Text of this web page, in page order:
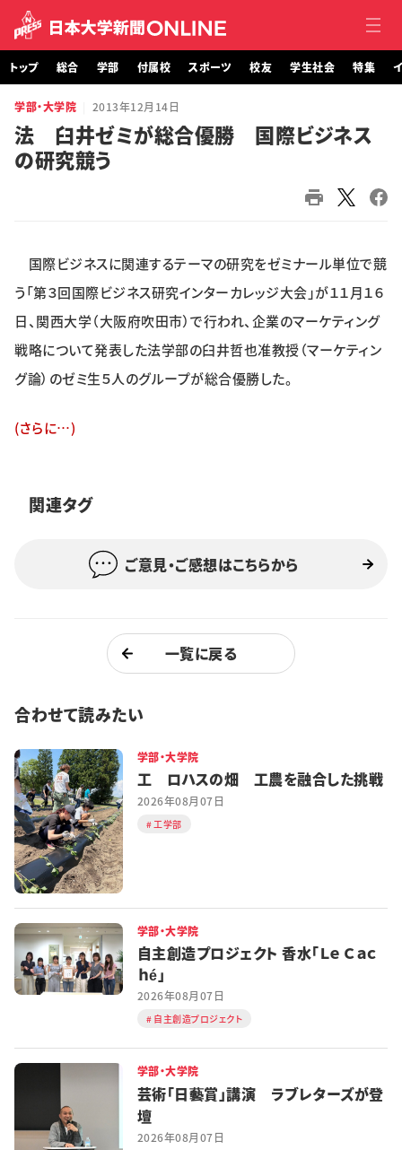
トップ
総合
スポーツ
学生社会
特集・企画
学生記者募集
トップ 総合 学部 付属校 スポーツ 校友 学生社会 特集
学部・大学院 2013年12月14日
法 臼井ゼミが総合優勝 国際ビジネス
の研究競う
国際ビジネスに関連するテーマの研究をゼミナール単位で競
う「第３回国際ビジネス研究インターカレッジ大会」が１１月１６
日、関西大学（大阪府吹田市）で行われ、企業のマーケティング
戦略について発表した法学部の臼井哲也准教授（マーケティン
グ論）のゼミ生５人のグループが総合優勝した。
(さらに…)
関連タグ
ご意見・ご感想はこちらから
一覧に戻る
合わせて読みたい
学部・大学院
工 ロハスの畑 工農を融合した挑戦
2026年08月07日
工学部
学部・大学院
自主創造プロジェクト 香水「Ｌｅ Ｃａｃ
ｈé」
2026年08月07日
自主創造プロジェクト
学部・大学院
芸術「日藝賞」講演 ラブレターズが登
壇
2026年08月07日